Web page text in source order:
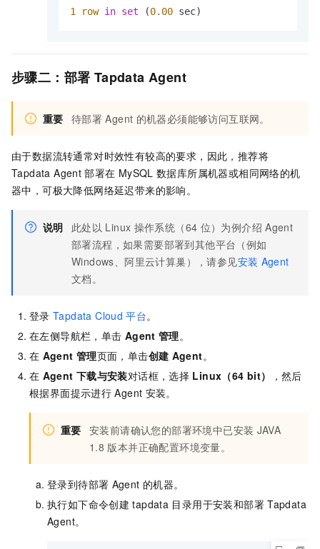
1
row in set (0.00 sec)
步骤二：部署 Tapdata Agent
重要 待部署 Agent 的机器必须能够访问互联网。
由于数据流转通常对时效性有较高的要求，因此，推荐将
Tapdata Agent 部署在 MySQL 数据库所属机器或相同网络的机
器中，可极大降低网络延迟带来的影响。
说明 此处以 Linux 操作系统（64 位）为例介绍 Agent
部署流程，如果需要部署到其他平台（例如
Windows、阿里云计算巢），请参见安装 Agent
文档。
登录 Tapdata Cloud 平台。
在左侧导航栏，单击 Agent 管理。
在 Agent 管理页面，单击创建 Agent。
在 Agent 下载与安装对话框，选择 Linux（64 bit）
，然后
根据界面提示进行 Agent 安装。
重要 安装前请确认您的部署环境中已安装 JAVA
1.8 版本并正确配置环境变量。
登录到待部署 Agent 的机器。
执行如下命令创建 tapdata 目录用于安装和部署 Tapdata
Agent。